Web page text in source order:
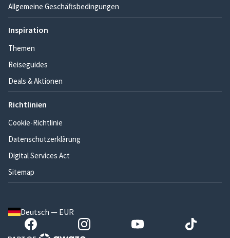
Allgemeine Geschäftsbedingungen
Inspiration
Themen
Reiseguides
Deals & Aktionen
Richtlinien
Cookie-Richtlinie
Datenschutzerklärung
Digital Services Act
Sitemap
Deutsch — EUR